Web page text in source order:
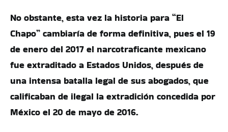
No obstante, esta vez la historia para “El
Chapo” cambiaría de forma definitiva, pues el 19
de enero del 2017 el narcotraficante mexicano
fue extraditado a Estados Unidos, después de
una intensa batalla legal de sus abogados, que
calificaban de ilegal la extradición concedida por
México el 20 de mayo de 2016.